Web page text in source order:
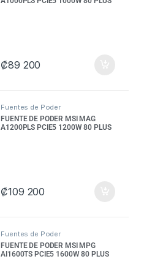
₡89 200
Fuentes de Poder
FUENTE DE PODER MSI MAG
A1200PLS PCIE5 1200W 80 PLUS
₡109 200
Fuentes de Poder
FUENTE DE PODER MSI MPG
AI1600TS PCIE5 1600W 80 PLUS